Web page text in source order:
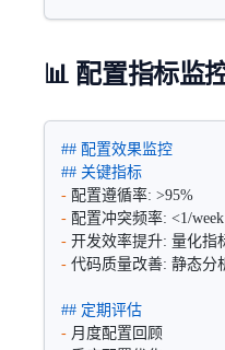
📊 配置指标监
## 配置效果监控
## 关键指标
- 配置遵循率: >95%
- 配置冲突频率: <1/week
- 开发效率提升: 量化指
- 代码质量改善: 静态分
## 定期评估
- 月度配置回顾